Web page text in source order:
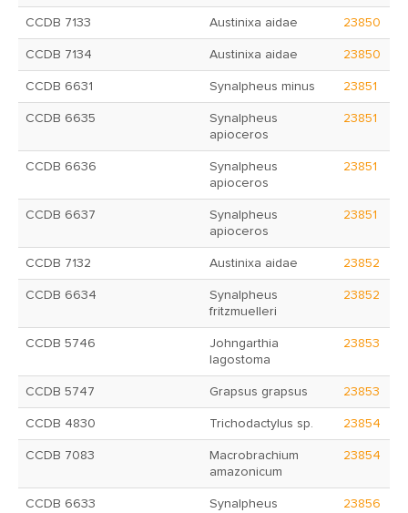
CCDB 7133 Austinixa aidae 23850
CCDB 7134 Austinixa aidae 23850
CCDB 6631 Synalpheus minus 23851
CCDB 6635
Synalpheus
apioceros
23851
CCDB 6636
Synalpheus
apioceros
23851
CCDB 6637
Synalpheus
apioceros
23851
CCDB 7132 Austinixa aidae 23852
CCDB 6634
Synalpheus
fritzmuelleri
23852
CCDB 5746
Johngarthia
lagostoma
23853
CCDB 5747 Grapsus grapsus 23853
CCDB 4830 Trichodactylus sp. 23854
CCDB 7083
Macrobrachium
amazonicum
23854
CCDB 6633
Synalpheus
23856